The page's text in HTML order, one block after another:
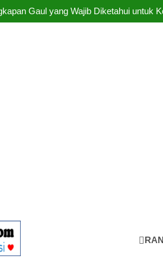
Gaul yang Wajib Diketahui untuk
LABKESMAS